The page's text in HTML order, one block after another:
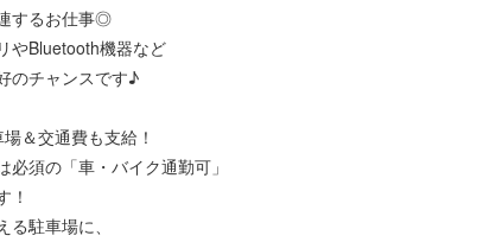
するお仕事◎
やBluetooth機器など
のチャンスです♪
＆交通費も支給！
必須の「車・バイク通勤可」
！
る駐車場に、